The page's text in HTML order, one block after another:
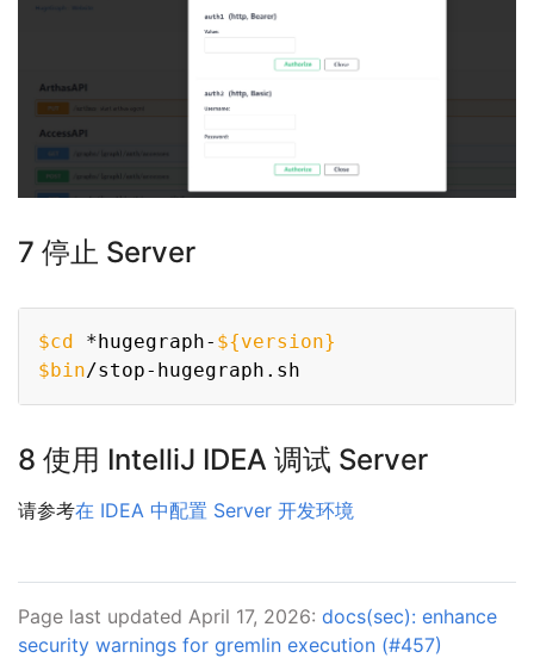
7 停止 Server
$cd *hugegraph- ${version}
$bin
8 使用 IntelliJ IDEA 调试 Server
请参考在 IDEA 中配置 Server 开发环境
Page last updated April 17, 2026: docs(sec): enhance
security warnings for gremlin execution (#457)